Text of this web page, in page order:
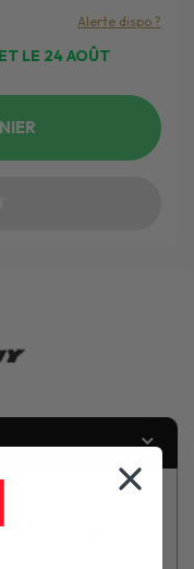
LE 24 AOÛT
Alerte dispo ?
Google